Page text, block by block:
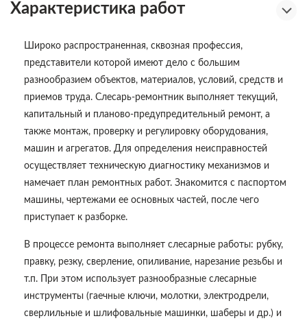
Характеристика работ
Широко распространенная, сквозная профессия,
представители которой имеют дело с большим
разнообразием объектов, материалов, условий, средств и
приемов труда. Слесарь-ремонтник выполняет текущий,
капитальный и планово-предупредительный ремонт, а
также монтаж, проверку и регулировку оборудования,
машин и агрегатов. Для определения неисправностей
осуществляет техническую диагностику механизмов и
намечает план ремонтных работ. Знакомится с паспортом
машины, чертежами ее основных частей, после чего
приступает к разборке.
В процессе ремонта выполняет слесарные работы: рубку,
правку, резку, сверление, опиливание, нарезание резьбы и
т.п. При этом использует разнообразные слесарные
инструменты (гаечные ключи, молотки, электродрели,
сверлильные и шлифовальные машинки, шаберы и др.) и